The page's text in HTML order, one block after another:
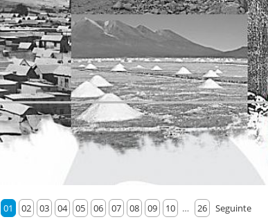
01 02 03 04 05 06 07 08 09 10 … 26 Seguinte